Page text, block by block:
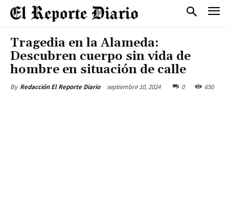
Tragedia en la Alameda:
Descubren cuerpo sin vida de
hombre en situación de calle
By Redacción El Reporte Diario septiembre 10, 2024 0 650